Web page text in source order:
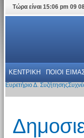
Τώρα είναι 15:06 pm 09
ΚΕΝΤΡΙΚΗ ΠΟΙΟΙ
Ευρετήριο Δ. Συζήτησης